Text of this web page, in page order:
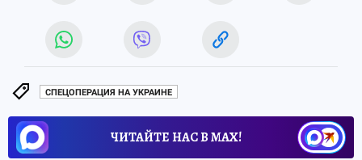
СПЕЦОПЕРАЦИЯ НА УКРАИНЕ
ЧИТАЙТЕ НАС В МАХ!